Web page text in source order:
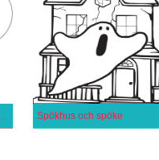
utskrivbar för barn Spökhus och spöke